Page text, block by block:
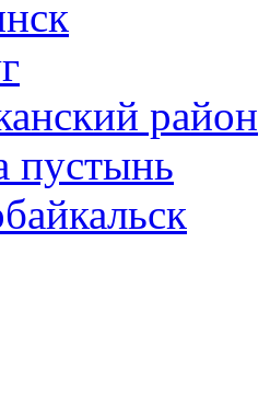
район
пустынь